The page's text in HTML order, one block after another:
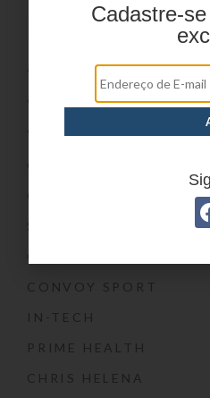
Marcas
YIN’S PAPER
YIN’S KIDS
CONVOY SPORT
IN-TECH
PRIME HEALTH
CHRIS HELENA
Cadastre-